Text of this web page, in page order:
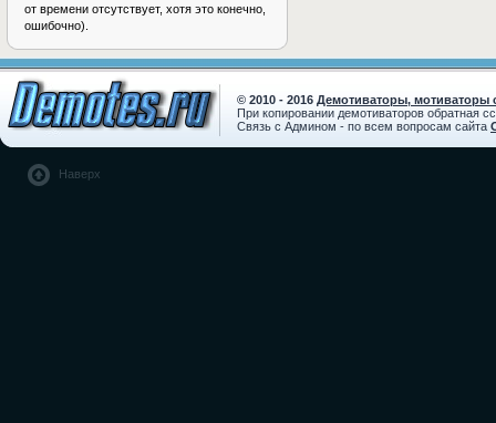
от времени отсутствует, хотя это конечно,
ошибочно).
© 2010 - 2016 Демотиваторы, мотиваторы
При копировании демотиваторов обратная
Связь с Админом - по всем вопросам сайта
Наверх